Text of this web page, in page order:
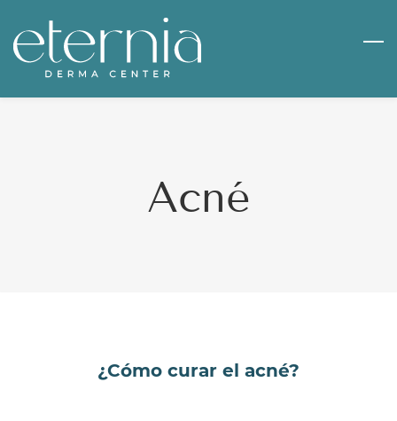
to
main
​Acné
¿Cómo curar el acné?